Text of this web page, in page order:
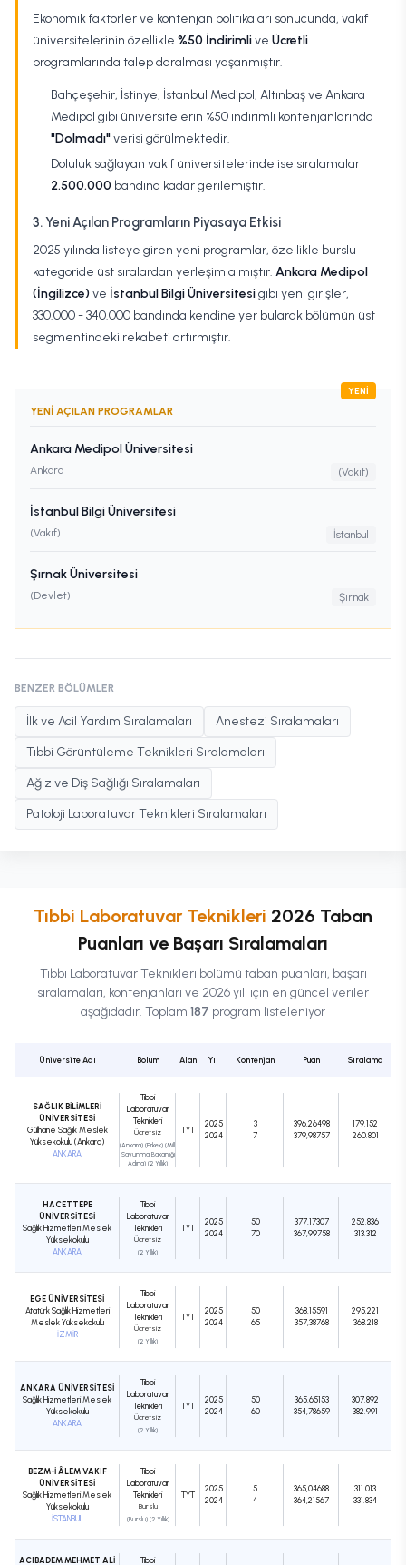
Ekonomik faktörler ve kontenjan politikaları sonucunda, vakıf
üniversitelerinin özellikle %50 İndirimlive Ücretli
programlarında talep daralması yaşanmıştır.
Bahçeşehir, İstinye, İstanbul Medipol, Altınbaş ve Ankara
Medipol gibi üniversitelerin %50 indirimli kontenjanlarında
"Dolmadı"verisi görülmektedir.
Doluluk sağlayan vakıf üniversitelerinde ise sıralamalar
2.500.000 bandına kadar gerilemiştir.
3. Yeni Açılan Programların Piyasaya Etkisi
2025 yılında listeye giren yeni programlar, özellikle burslu
kategoride üst sıralardan yerleşim almıştır. Ankara Medipol
(İngilizce) ve İstanbul Bilgi Üniversitesigibi yeni girişler,
330.000 - 340.000 bandında kendine yer bularak bölümün üst
segmentindeki rekabeti artırmıştır.
YENİ
YENI AÇILAN PROGRAMLAR
Ankara Medipol Üniversitesi
Ankara (Vakıf)
İstanbul Bilgi Üniversitesi
(Vakıf) İstanbul
Şırnak Üniversitesi
(Devlet) Şırnak
BENZER BÖLÜMLER
İlk ve Acil Yardım Sıralamaları
Anestezi Sıralamaları
Tıbbi Görüntüleme Teknikleri Sıralamaları
Ağız ve Diş Sağlığı Sıralamaları
Patoloji Laboratuvar Teknikleri Sıralamaları
Tıbbi Laboratuvar Teknikleri 2026 Taban
Puanları ve Başarı Sıralamaları
Tıbbi Laboratuvar Teknikleri bölümü taban puanları, başarı
sıralamaları, kontenjanları ve 2026 yılı için en güncel veriler
aşağıdadır. Toplam 187 program listeleniyor
Üniversite Adı Bölüm Alan Yıl Kontenjan Puan Sıralama
SAĞLIK BİLİMLERİ
ÜNİVERSİTESİ
Gülhane Sağlık Meslek
Yüksekokulu (Ankara)
ANKARA
Tıbbi
Laboratuvar
Teknikleri
Ücretsiz
(Ankara) (Erkek) (Milli
Savunma Bakanlığı
Adına) (2 Yıllık)
TYT
2025
2024
3
7
396,26498
379,98757
179.152
260.801
HACETTEPE
ÜNİVERSİTESİ
Sağlık Hizmetleri Meslek
Yüksekokulu
ANKARA
Tıbbi
Laboratuvar
Teknikleri
Ücretsiz
(2 Yıllık)
TYT
2025
2024
50
70
377,17307
367,99758
252.836
313.312
EGE ÜNİVERSİTESİ
Atatürk Sağlık Hizmetleri
Meslek Yüksekokulu
İZMİR
Tıbbi
Laboratuvar
Teknikleri
Ücretsiz
(2 Yıllık)
TYT
2025
2024
50
65
368,15591
357,38768
295.221
368.218
ANKARA ÜNİVERSİTESİ
Sağlık Hizmetleri Meslek
Yüksekokulu
ANKARA
Tıbbi
Laboratuvar
Teknikleri
Ücretsiz
(2 Yıllık)
TYT
2025
2024
50
60
365,65153
354,78659
307.892
382.991
BEZM-İ ÂLEM VAKIF
ÜNİVERSİTESİ
Sağlık Hizmetleri Meslek
Yüksekokulu
İSTANBUL
Tıbbi
Laboratuvar
Teknikleri
Burslu
(Burslu) (2 Yıllık)
TYT
2025
2024
5
4
365,04688
364,21567
311.013
331.834
ACIBADEM MEHMET ALİ Tıbbi